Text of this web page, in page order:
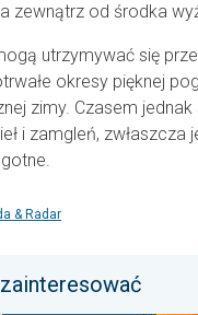
zewnątrz od środka
utrzymywać się
okresy pięknej
zimy. Czasem jednak
i zamgleń, zwłaszcza
& Radar